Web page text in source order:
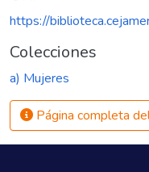
https://
Colecciones
a) Mujeres
Página completa